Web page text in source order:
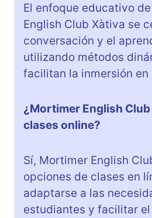
El enfoque educativo
English Club Xàtiva se
conversación y el
utilizando métodos
facilitan la inmersión en
¿Mortimer English
clases online?
Sí, Mortimer English
opciones de clases en
adaptarse a las
estudiantes y facilitar